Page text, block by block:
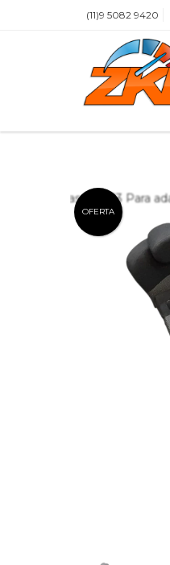
(11)9 5082 9420
OFERTA